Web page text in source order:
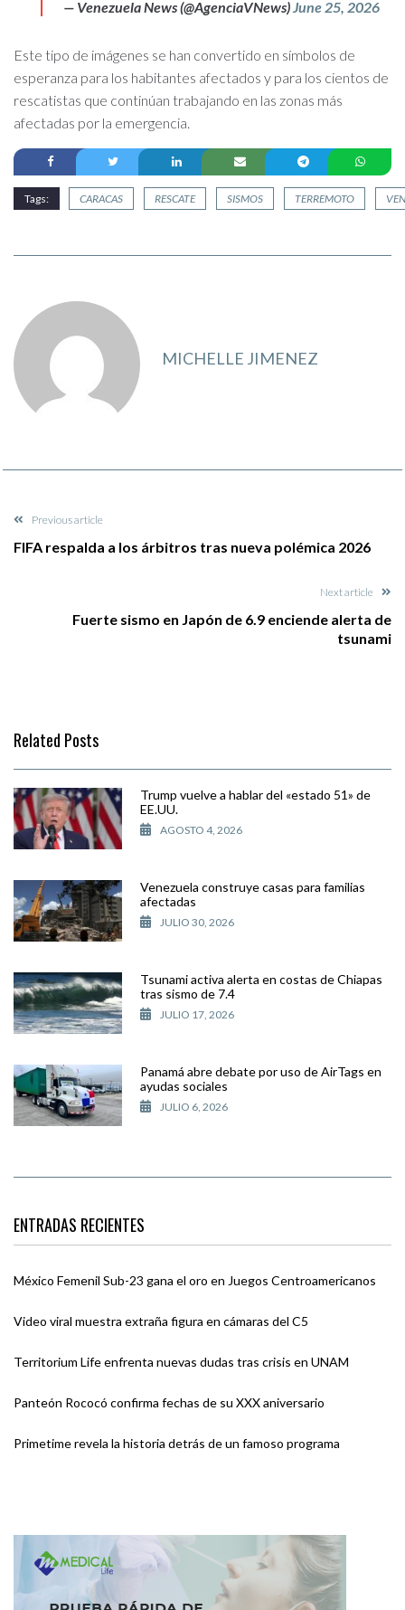
— Venezuela News (@AgenciaVNews) June 25, 2026
Este tipo de imágenes se han convertido en símbolos de
esperanza para los habitantes afectados y para los cientos de
rescatistas que continúan trabajando en las zonas más
afectadas por la emergencia.
Tags: CARACAS RESCATE SISMOS TERREMOTO
MICHELLE JIMENEZ
Previous article
FIFA respalda a los árbitros tras nueva polémica 2026
Next article
Fuerte sismo en Japón de 6.9 enciende alerta de
tsunami
Related Posts
Trump vuelve a hablar del «estado 51» de
EE.UU.
AGOSTO 4, 2026
Venezuela construye casas para familias
afectadas
JULIO 30, 2026
Tsunami activa alerta en costas de Chiapas
tras sismo de 7.4
JULIO 17, 2026
Panamá abre debate por uso de AirTags en
ayudas sociales
JULIO 6, 2026
ENTRADAS RECIENTES
México Femenil Sub-23 gana el oro en Juegos Centroamericanos
Video viral muestra extraña figura en cámaras del C5
Territorium Life enfrenta nuevas dudas tras crisis en UNAM
Panteón Rococó confirma fechas de su XXX aniversario
Primetime revela la historia detrás de un famoso programa